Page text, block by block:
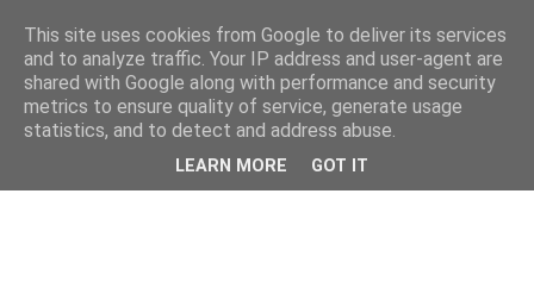
This site uses cookies from Google to deliver its services
and to analyze traffic. Your IP address and user-agent are
shared with Google along with performance and security
metrics to ensure quality of service, generate usage
statistics, and to detect and address abuse.
LEARN MORE GOT IT